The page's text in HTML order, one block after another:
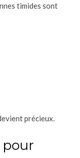
timides sont
précieux.
pour